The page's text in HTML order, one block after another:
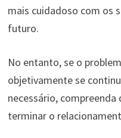
mais cuidadoso com os
futuro.
No entanto, se o
objetivamente se
necessário, compreenda
terminar o